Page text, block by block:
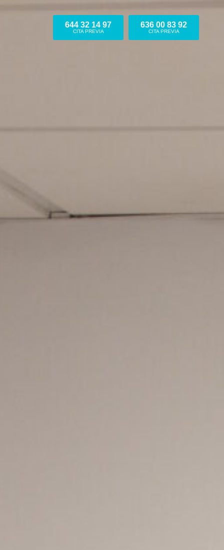
644 32 14 97
CITA PREVIA
636 00 83 92
CITA PREVIA